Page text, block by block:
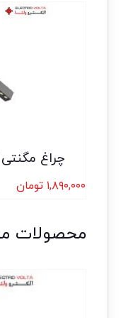
چراغ مگنتی
۱,۸۹۰,۰۰۰ تومان
محصولات